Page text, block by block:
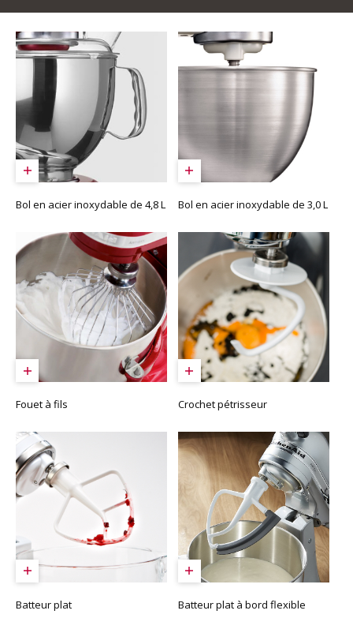
Bol en acier inoxydable de 4,8 L Bol en acier inoxydable de 3,0 L
Fouet à fils Crochet pétrisseur
Batteur plat Batteur plat à bord flexible